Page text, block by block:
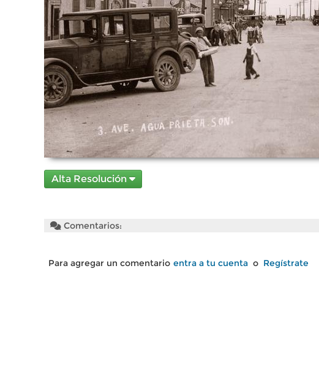
Alta Resolución
Comentarios:
Para agregar un comentario entra a tu cuenta o Regístrate